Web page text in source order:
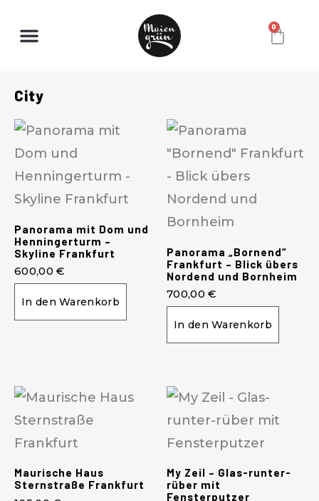
0
City
Panorama mit Dom und
Henningerturm –
Skyline Frankfurt
600,00€
In den Warenkorb
Panorama „Bornend“
Frankfurt – Blick übers
Nordend und Bornheim
700,00€
In den Warenkorb
Maurische Haus
Sternstraße Frankfurt
My Zeil – Glas-runter-
rüber mit
Fensterputzer